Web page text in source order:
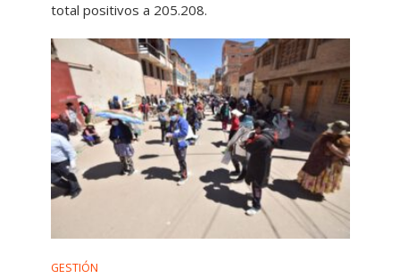
total positivos a 205.208.
GESTIÓN